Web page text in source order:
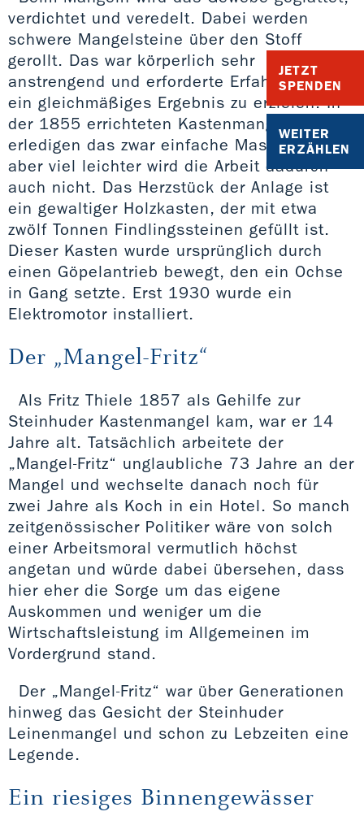
JETZT
SPENDEN
WEITER
ERZÄHLEN
verdichtet und veredelt. Dabei werden
schwere Mangelsteine über den Stoff
gerollt. Das war körperlich sehr
anstrengend und erforderte Erfahrung, um
ein gleichmäßiges Ergebnis zu erzielen. In
der 1855 errichteten Kastenmangel
erledigen das zwar einfache Maschinen,
aber viel leichter wird die Arbeit dadurch
auch nicht. Das Herzstück der Anlage ist
ein gewaltiger Holzkasten, der mit etwa
zwölf Tonnen Findlingssteinen gefüllt ist.
Dieser Kasten wurde ursprünglich durch
einen Göpelantrieb bewegt, den ein Ochse
in Gang setzte. Erst 1930 wurde ein
Elektromotor installiert.
Der „Mangel-Fritz“
Als Fritz Thiele 1857 als Gehilfe zur
Steinhuder Kastenmangel kam, war er 14
Jahre alt. Tatsächlich arbeitete der
„Mangel-Fritz“ unglaubliche 73 Jahre an der
Mangel und wechselte danach noch für
zwei Jahre als Koch in ein Hotel. So manch
zeitgenössischer Politiker wäre von solch
einer Arbeitsmoral vermutlich höchst
angetan und würde dabei übersehen, dass
hier eher die Sorge um das eigene
Auskommen und weniger um die
Wirtschaftsleistung im Allgemeinen im
Vordergrund stand.
Der „Mangel-Fritz“ war über Generationen
hinweg das Gesicht der Steinhuder
Leinenmangel und schon zu Lebzeiten eine
Legende.
Ein riesiges Binnengewässer